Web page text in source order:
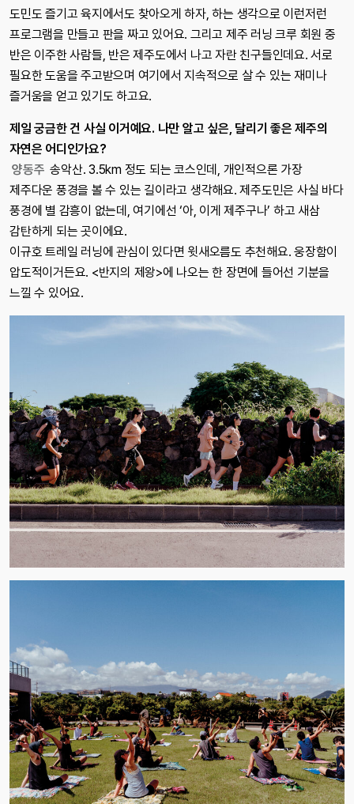
도민도 즐기고 육지에서도 찾아오게 하자, 하는 생각으로 이런저런
프로그램을 만들고 판을 짜고 있어요. 그리고 제주 러닝 크루 회원 중
반은 이주한 사람들, 반은 제주도에서 나고 자란 친구들인데요. 서로
필요한 도움을 주고받으며 여기에서 지속적으로 살 수 있는 재미나
즐거움을 얻고 있기도 하고요.
제일 궁금한 건 사실 이거예요. 나만 알고 싶은, 달리기 좋은 제주의
자연은 어디인가요?
양동주 송악산. 3.5km 정도 되는 코스인데, 개인적으론 가장
제주다운 풍경을 볼 수 있는 길이라고 생각해요. 제주도민은 사실 바다
풍경에 별 감흥이 없는데, 여기에선 ‘아, 이게 제주구나’ 하고 새삼
감탄하게 되는 곳이에요.
이규호 트레일 러닝에 관심이 있다면 윗새오름도 추천해요. 웅장함이
압도적이거든요. <반지의 제왕>에 나오는 한 장면에 들어선 기분을
느낄 수 있어요.